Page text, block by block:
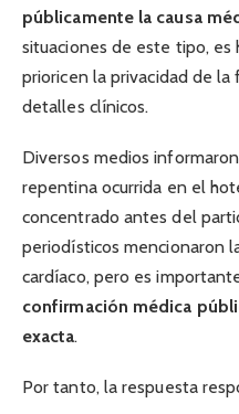
públicamente la causa
situaciones de este tipo, es
prioricen la privacidad de
detalles clínicos.
Diversos medios
repentina ocurrida en el
concentrado antes del
periodísticos mencionaron
cardíaco, pero es
confirmación médica
exacta.
Por tanto, la respuesta